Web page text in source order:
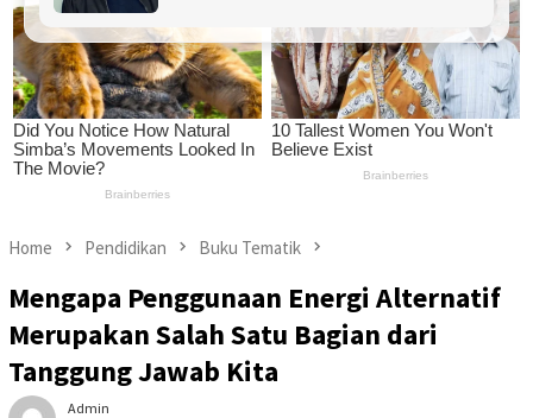
Home Pendidikan Buku Tematik
Mengapa Penggunaan Energi Alternatif
Merupakan Salah Satu Bagian dari
Tanggung Jawab Kita
Admin